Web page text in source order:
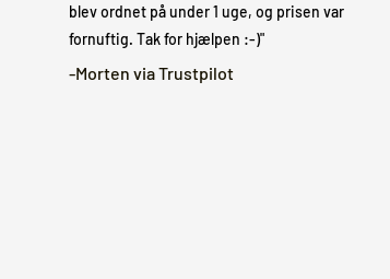
blev ordnet på under 1 uge, og prisen var
fornuftig. Tak for hjælpen :-)"
-Morten via Trustpilot